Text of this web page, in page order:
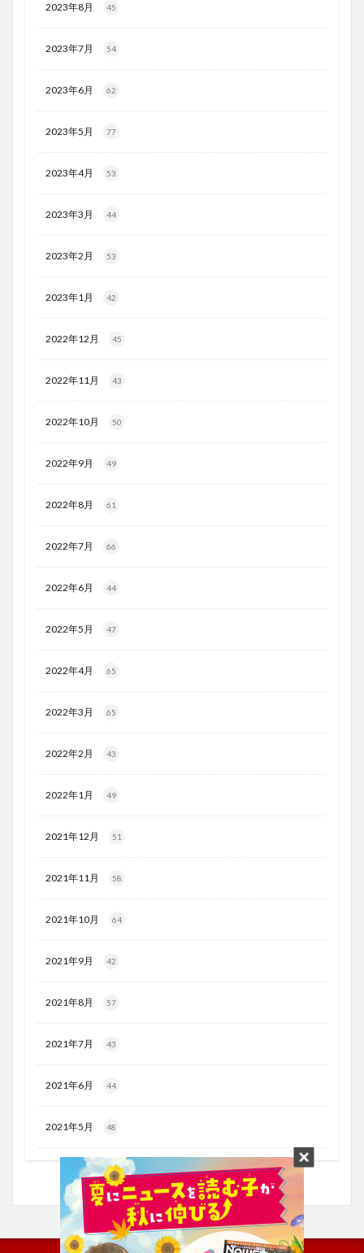
2023年8月 45
2023年7月 54
2023年6月 62
2023年5月 77
2023年4月 53
2023年3月 44
2023年2月 53
2023年1月 42
2022年12月 45
2022年11月 43
2022年10月 50
2022年9月 49
2022年8月 61
2022年7月 66
2022年6月 44
2022年5月 47
2022年4月 65
2022年3月 65
2022年2月 43
2022年1月 49
2021年12月 51
2021年11月 58
2021年10月 64
2021年9月 42
2021年8月 57
2021年7月 43
2021年6月 44
2021年5月 48